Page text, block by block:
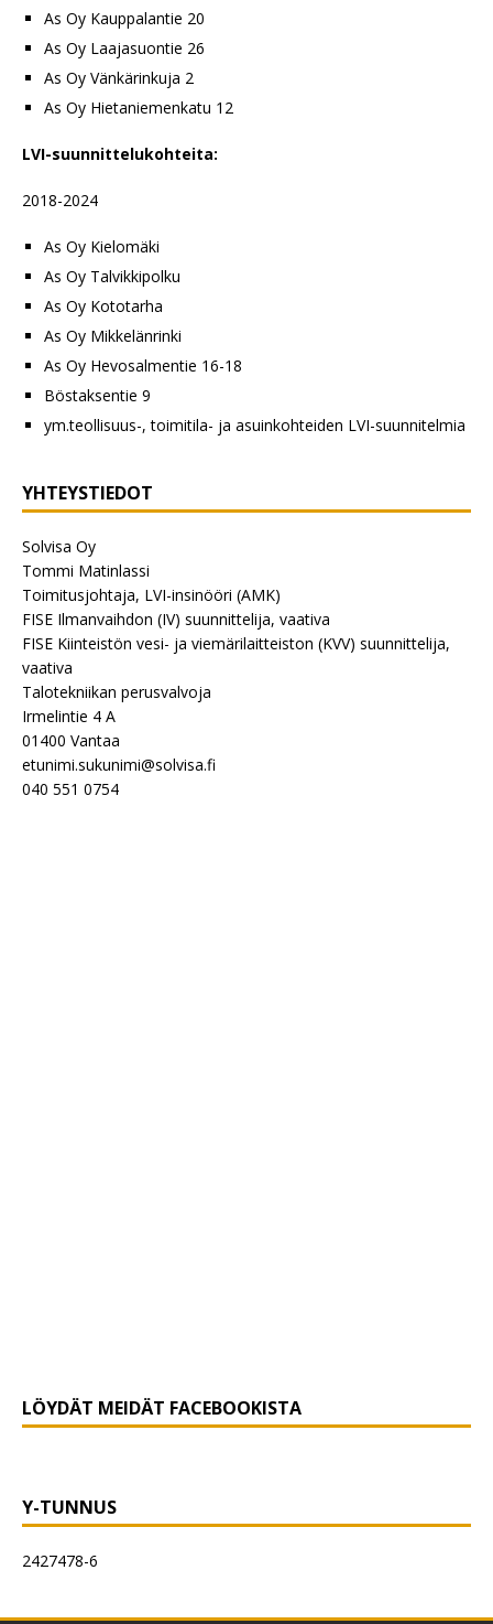
As Oy Kauppalantie 20
As Oy Laajasuontie 26
As Oy Vänkärinkuja 2
As Oy Hietaniemenkatu 12
LVI-suunnittelukohteita:
2018-2024
As Oy Kielomäki
As Oy Talvikkipolku
As Oy Kototarha
As Oy Mikkelänrinki
As Oy Hevosalmentie 16-18
Böstaksentie 9
ym.teollisuus-, toimitila- ja asuinkohteiden LVI-suunnitelmia
YHTEYSTIEDOT
Solvisa Oy
Tommi Matinlassi
Toimitusjohtaja, LVI-insinööri (AMK)
FISE Ilmanvaihdon (IV) suunnittelija, vaativa
FISE Kiinteistön vesi- ja viemärilaitteiston (KVV) suunnittelija,
vaativa
Talotekniikan perusvalvoja
Irmelintie 4 A
01400 Vantaa
etunimi.sukunimi@solvisa.fi
040 551 0754
LÖYDÄT MEIDÄT FACEBOOKISTA
Y-TUNNUS
2427478-6